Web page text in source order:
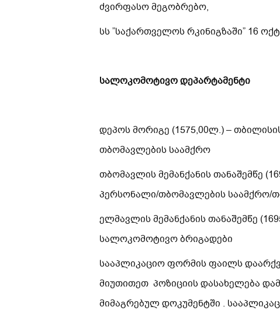
ძვირფასო მეგობრებო,
სს ”საქართველოს რკინიგზაში” 16
სალოკომოტივო დეპარტამენტი
დეპოს მორიგე (1575,00ლ.) –
თბომავლების საამქრო
თბომავლის მემანქანის თანაშემწე
პერსონალი/თბომავლების
ელმავლის მემანქანის თანაშემწე
სალოკომოტივო ბრიგადები
სააპლიკაციო ფორმის ფაილს
მიუთითეთ პოზიციის დასახელება
მიმაგრებულ დოკუმენტში .